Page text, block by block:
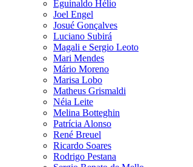
Eguinaldo Hélio
Joel Engel
Josué Gonçalves
Luciano Subirá
Magali e Sergio Leoto
Mari Mendes
Mário Moreno
Marisa Lobo
Matheus Grismaldi
Néia Leite
Melina Botteghin
Patrícia Alonso
René Breuel
Ricardo Soares
Rodrigo Pestana